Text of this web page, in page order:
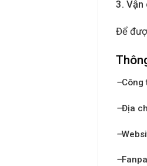
3. Vận
Để
–Công
–Địa
–
–